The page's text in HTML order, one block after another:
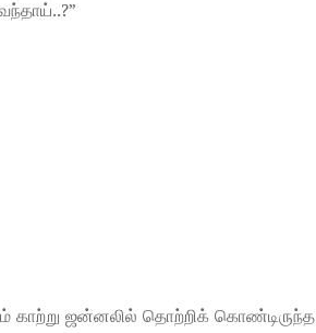
காற்று ஜன்னலில் தொற்றிக் கொண்டிருந்த